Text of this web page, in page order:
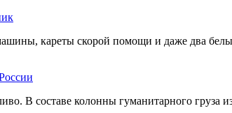
кареты скорой помощи и даже два
В составе колонны гуманитарного груза